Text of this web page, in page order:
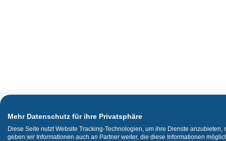
Mehr Datenschutz für ihre Privatsphäre
Diese Seite nutzt Website Tracking-Technologien, um ihre Dienste
geben wir Informationen auch an Partner weiter, die diese Informationen